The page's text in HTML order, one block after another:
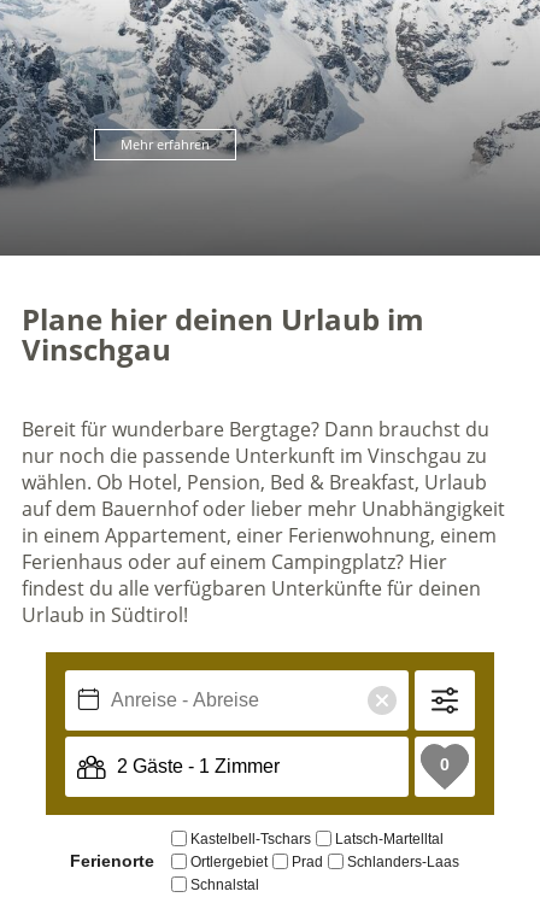
Mehr erfahren
Plane hier deinen Urlaub im
Vinschgau
Bereit für wunderbare Bergtage? Dann brauchst du
nur noch die passende Unterkunft im Vinschgau zu
wählen. Ob Hotel, Pension, Bed & Breakfast, Urlaub
auf dem Bauernhof oder lieber mehr Unabhängigkeit
in einem Appartement, einer Ferienwohnung, einem
Ferienhaus oder auf einem Campingplatz? Hier
findest du alle verfügbaren Unterkünfte für deinen
Urlaub in Südtirol!